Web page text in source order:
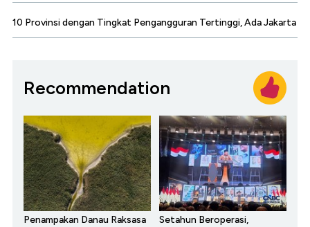
10 Provinsi dengan Tingkat Pengangguran Tertinggi, Ada Jakarta
Recommendation
Penampakan Danau Raksasa
Setahun Beroperasi,